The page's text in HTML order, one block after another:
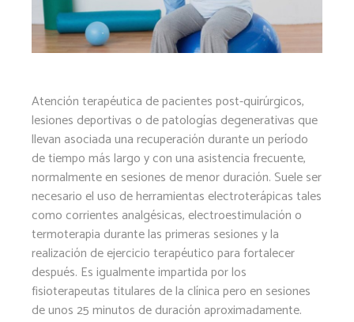
Atención terapéutica de pacientes post-quirúrgicos,
lesiones deportivas o de patologías degenerativas que
llevan asociada una recuperación durante un período
de tiempo más largo y con una asistencia frecuente,
normalmente en sesiones de menor duración. Suele ser
necesario el uso de herramientas electroterápicas tales
como corrientes analgésicas, electroestimulación o
termoterapia durante las primeras sesiones y la
realización de ejercicio terapéutico para fortalecer
después. Es igualmente impartida por los
fisioterapeutas titulares de la clínica pero en sesiones
de unos 25 minutos de duración aproximadamente.